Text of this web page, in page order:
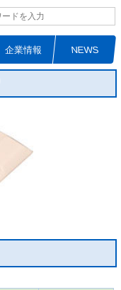
企業情報 NEWS